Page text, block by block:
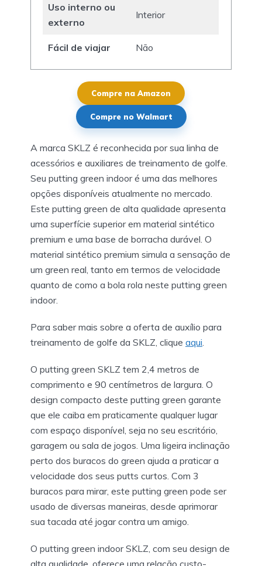
Uso interno ou
externo
Interior
Fácil de viajar Não
Compre na Amazon
Compre no Walmart
A marca SKLZ é reconhecida por sua linha de
acessórios e auxiliares de treinamento de golfe.
Seu putting green indoor é uma das melhores
opções disponíveis atualmente no mercado.
Este putting green de alta qualidade apresenta
uma superfície superior em material sintético
premium e uma base de borracha durável. O
material sintético premium simula a sensação de
um green real, tanto em termos de velocidade
quanto de como a bola rola neste putting green
indoor.
Para saber mais sobre a oferta de auxílio para
treinamento de golfe da SKLZ, clique aqui
O putting green SKLZ tem 2,4 metros de
comprimento e 90 centímetros de largura. O
design compacto deste putting green garante
que ele caiba em praticamente qualquer lugar
com espaço disponível, seja no seu escritório,
garagem ou sala de jogos. Uma ligeira inclinação
perto dos buracos do green ajuda a praticar a
velocidade dos seus putts curtos. Com 3
buracos para mirar, este putting green pode ser
usado de diversas maneiras, desde aprimorar
sua tacada até jogar contra um amigo.
O putting green indoor SKLZ, com seu design de
alta qualidade, oferece uma relação custo-